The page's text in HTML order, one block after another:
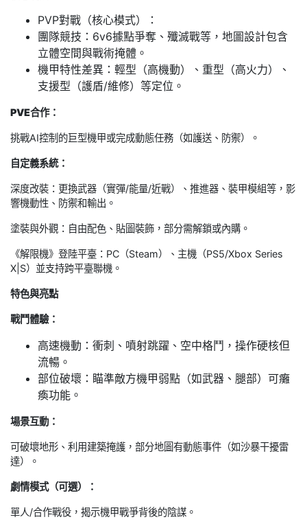
PVP對戰（核心模式）：
團隊競技：6v6據點爭奪、殲滅戰等，地圖設計包含
立體空間與戰術掩體。
機甲特性差異：輕型（高機動）、重型（高火力）、
支援型（護盾/維修）等定位。
PVE合作：
挑戰AI控制的巨型機甲或完成動態任務（如護送、防禦）。
自定義系統：
深度改裝：更換武器（實彈/能量/近戰）、推進器、裝甲模組等，影
響機動性、防禦和輸出。
塗裝與外觀：自由配色、貼圖裝飾，部分需解鎖或內購。
《解限機》登陸平臺：PC（Steam）、主機（PS5/Xbox Series
X|S）並支持跨平臺聯機。
特色與亮點
戰鬥體驗：
高速機動：衝刺、噴射跳躍、空中格鬥，操作硬核但
流暢。
部位破壞：瞄準敵方機甲弱點（如武器、腿部）可癱
瘓功能。
場景互動：
可破壞地形、利用建築掩護，部分地圖有動態事件（如沙暴干擾雷
達）。
劇情模式（可選）：
單人/合作戰役，揭示機甲戰爭背後的陰謀。